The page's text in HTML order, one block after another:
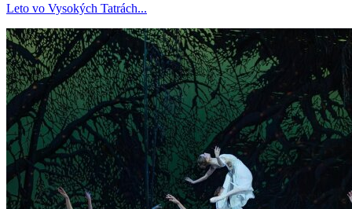
Leto vo Vysokých Tatrách...